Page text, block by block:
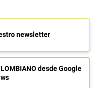
newsletter
desde Google